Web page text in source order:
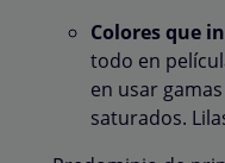
Colores que
todo en
en usar
saturados.